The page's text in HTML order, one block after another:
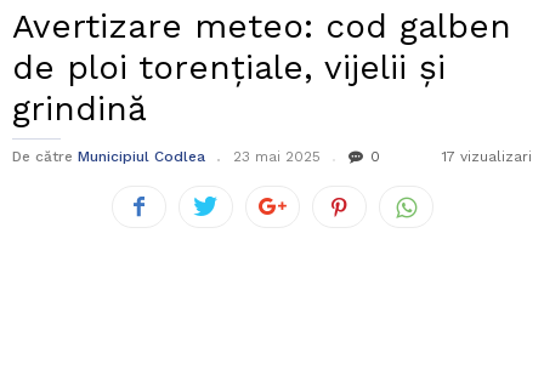
Avertizare meteo: cod galben
de ploi torențiale, vijelii și
grindină
De către Municipiul Codlea 23 mai 2025 0 17 vizualizari